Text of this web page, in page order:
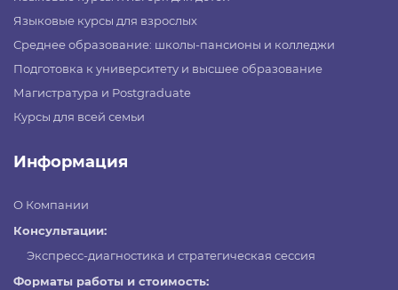
Языковые курсы для взрослых
Среднее образование: школы-пансионы и колледжи
Подготовка к университету и высшее образование
Магистратура и Postgraduate
Курсы для всей семьи
Информация
О Компании
Консультации:
Экспресс-диагностика и стратегическая сессия
Форматы работы и стоимость: